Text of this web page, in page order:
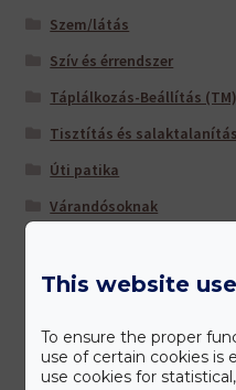
Szem/látás
Szív és érrendszer
Táplálkozás-Beállítás
Tisztítás és salaktalanítás
Úti patika
Várandósoknak
Gyártóink
This website
To ensure the proper
use of certain cookies is
use cookies for